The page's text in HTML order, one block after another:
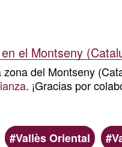
el Montseny
del Montseny
. ¡Gracias por
Vallès Oriental